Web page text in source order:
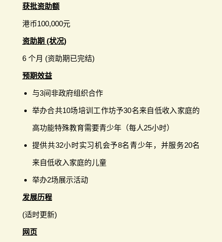
获批资助额
港币100,000元
资助期 (状况)
6 个月 (资助期已完结)
预期效益
与3间非政府组织合作
举办合共10场培训工作坊予30名来自低收入家庭的
高功能特殊教育需要青少年（每人25小时）
提供共32小时实习机会予8名青少年，并服务20名
来自低收入家庭的儿童
举办2场展示活动
发展历程
(适时更新)
网页